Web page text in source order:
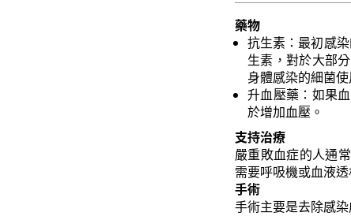
藥物
抗生素：最初感
生素，對於大部
身體感染的細菌使
升血壓藥：如果
於增加血壓。
支持治療
嚴重敗血症的人通
需要呼吸機或血液透
手術
手術主要是去除感染